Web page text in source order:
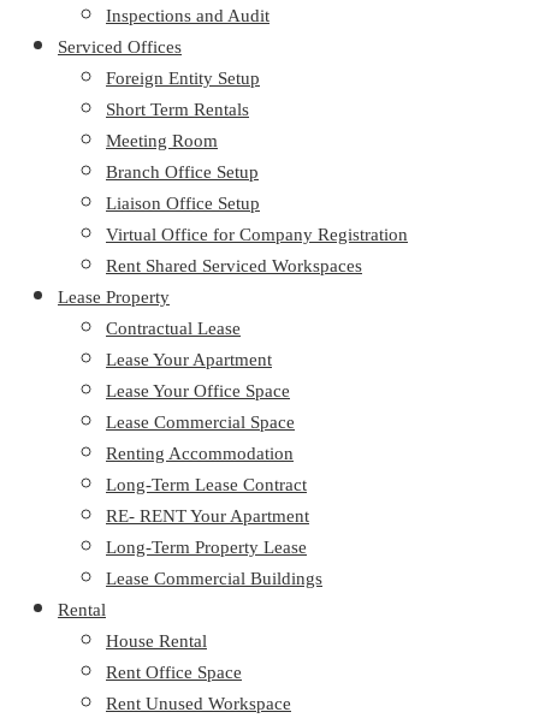
Inspections and Audit
Serviced Offices
Foreign Entity Setup
Short Term Rentals
Meeting Room
Branch Office Setup
Liaison Office Setup
Virtual Office for Company Registration
Rent Shared Serviced Workspaces
Lease Property
Contractual Lease
Lease Your Apartment
Lease Your Office Space
Lease Commercial Space
Renting Accommodation
Long-Term Lease Contract
RE- RENT Your Apartment
Long-Term Property Lease
Lease Commercial Buildings
Rental
House Rental
Rent Office Space
Rent Unused Workspace